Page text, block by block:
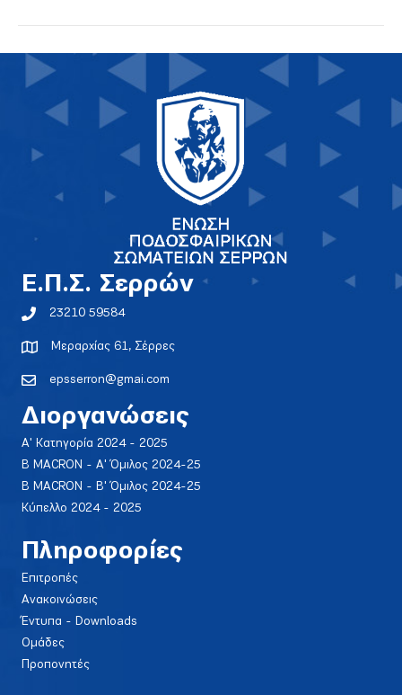
E.Π.Σ. Σερρών
23210 59584
Μεραρχίας 61, Σέρρες
epsserron@gmai.com
Διοργανώσεις
Α' Κατηγορία 2024 - 2025
Β MACRON - Α' Όμιλος 2024-25
Β MACRON - Β' Όμιλος 2024-25
Κύπελλο 2024 - 2025
Πληροφορίες
Επιτροπές
Ανακοινώσεις
Έντυπα - Downloads
Ομάδες
Προπονητές